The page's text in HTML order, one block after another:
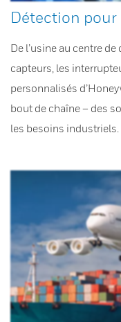
Détection
De l’usine au centre
capteurs, les
personnalisés
bout de chaîne – des
les besoins industriels.